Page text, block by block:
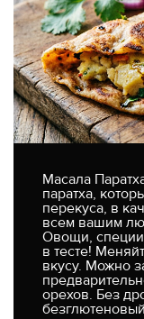
Масала
паратха,
перекуса, в
всем вашим
Овощи,
в тесте!
вкусу. Можно
орехов. Без